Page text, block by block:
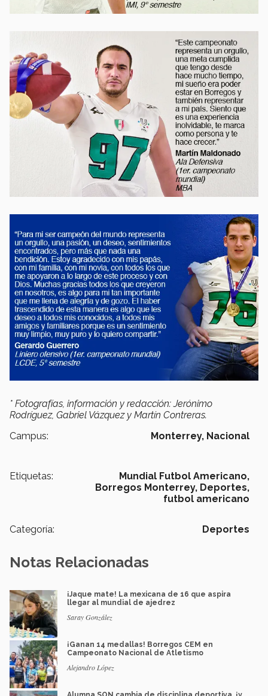
* Fotografías, información y redacción: Jerónimo
Rodríguez, Gabriel Vázquez y Martín Contreras.
Campus:
Monterrey, Nacional
Etiquetas:
Mundial Futbol Americano,
Borregos Monterrey, Deportes,
futbol americano
Categoría: Deportes
Notas Relacionadas
¡Jaque mate! La mexicana de 16 que aspira
llegar al mundial de ajedrez
Saray González
¡Ganan 14 medallas! Borregos CEM en
Campeonato Nacional de Atletismo
Alejandro López